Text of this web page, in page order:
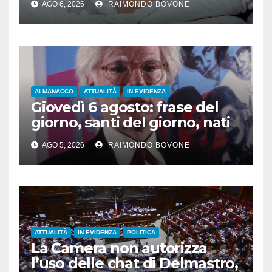
AGO 6, 2026 RAIMONDO BOVONE
ALMANACCO ATTUALITÀ IN EVIDENZA
Giovedì 6 agosto: frase del
giorno, santi del giorno, nati
famosi, accadde oggi
AGO 5, 2026 RAIMONDO BOVONE
ATTUALITÀ IN EVIDENZA POLITICA
La Camera non autorizza
l’uso delle chat di Delmastro,